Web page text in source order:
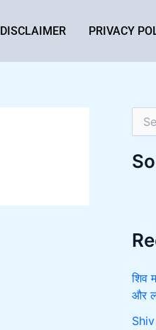
DISCLAIMER PRIVACY
e
r
r
:
शिव
और